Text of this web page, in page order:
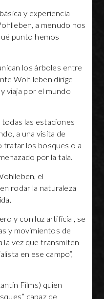
y experiencia
a menudo nos
punto hemos
los árboles entre
Wohlleben dirige
viaja por el mundo
las estaciones
a una visita de
tratar los bosques o a
por la tala.
el
rodar la naturaleza
y con luz artificial, se
y movimientos de
la vez que transmiten
en ese campo”,
Films) quien
capaz de